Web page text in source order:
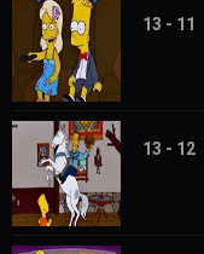
13 - 11
13 - 12